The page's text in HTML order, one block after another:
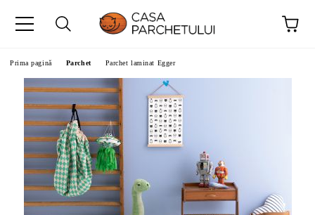
Prima pagină Parchet Parchet laminat Egger